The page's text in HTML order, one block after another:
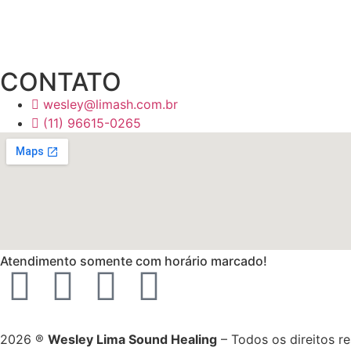
CONTATO
wesley@limash.com.br
(11) 96615-0265
Atendimento somente com horário marcado!
2026 ® Wesley Lima Sound Healing – Todos os direitos